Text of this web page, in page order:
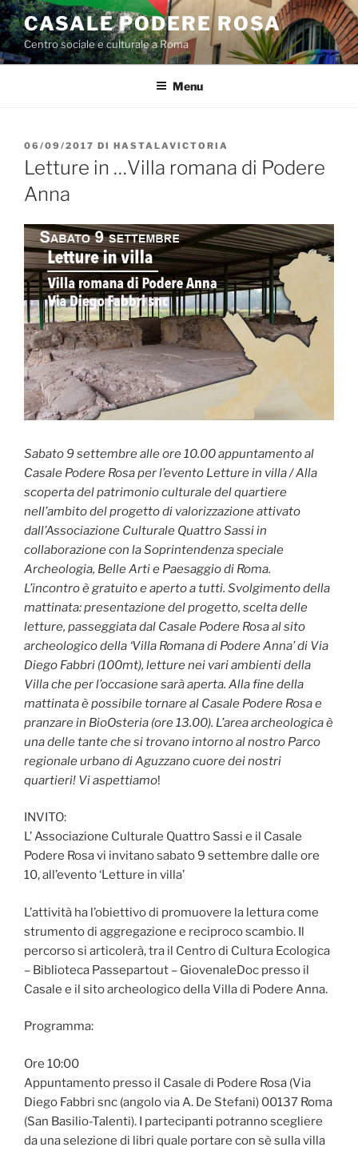
Salta
al
contenuto
CASALE PODERE ROSA
Centro sociale e culturale a Roma
Menu
PUBBLICATO
IL
06/09/2017 DI HASTALAVICTORIA
Letture in …Villa romana di Podere
Anna
Sabato 9 settembre alle ore 10.00 appuntamento al
Casale Podere Rosa per l’evento Letture in villa / Alla
scoperta del patrimonio culturale del quartiere
nell’ambito del progetto di valorizzazione attivato
dall’Associazione Culturale Quattro Sassi in
collaborazione con la Soprintendenza speciale
Archeologia, Belle Arti e Paesaggio di Roma.
L’incontro è gratuito e aperto a tutti. Svolgimento della
mattinata: presentazione del progetto, scelta delle
letture, passeggiata dal Casale Podere Rosa al sito
archeologico della ‘Villa Romana di Podere Anna’ di Via
Diego Fabbri (100mt), letture nei vari ambienti della
Villa che per l’occasione sarà aperta. Alla fine della
mattinata è possibile tornare al Casale Podere Rosa e
pranzare in BioOsteria (ore 13.00). L’area archeologica è
una delle tante che si trovano intorno al nostro Parco
regionale urbano di Aguzzano cuore dei nostri
quartieri! Vi aspettiamo!
INVITO:
L’ Associazione Culturale Quattro Sassi e il Casale
Podere Rosa vi invitano sabato 9 settembre dalle ore
10, all’evento ‘Letture in villa’
L’attività ha l’obiettivo di promuovere la lettura come
strumento di aggregazione e reciproco scambio. Il
percorso si articolerà, tra il Centro di Cultura Ecologica
– Biblioteca Passepartout – GiovenaleDoc presso il
Casale e il sito archeologico della Villa di Podere Anna.
Programma:
Ore 10:00
Appuntamento presso il Casale di Podere Rosa (Via
Diego Fabbri snc (angolo via A. De Stefani) 00137 Roma
(San Basilio-Talenti). I partecipanti potranno scegliere
da una selezione di libri quale portare con sè sulla villa